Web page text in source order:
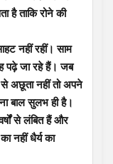
है ताकि रोने की
नहीं रहीं। साम
पढ़े जा रहे हैं। जब
से अछूता नहीं तो अपने
बाल सुलभ ही है।
से लंबित हैं और
नहीं धैर्य का